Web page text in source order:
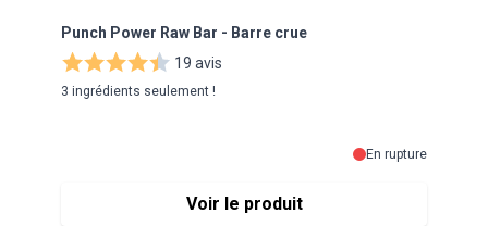
Punch Power Raw Bar - Barre crue
19 avis
3 ingrédients seulement !
En rupture
Voir le produit